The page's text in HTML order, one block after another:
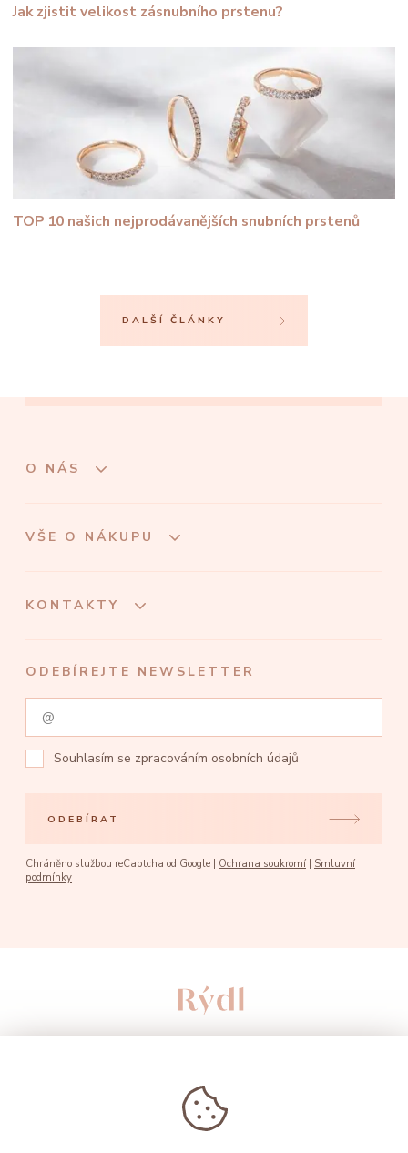
Jak zjistit velikost zásnubního prstenu?
TOP 10 našich nejprodávanějších snubních prstenů
DALŠÍ ČLÁNKY
O NÁS
VŠE O NÁKUPU
KONTAKTY
ODEBÍREJTE NEWSLETTER
Souhlasím se zpracováním osobních údajů
ODEBÍRAT
Chráněno službou reCaptcha od Google | Ochrana soukromí
Smluvní
podmínky